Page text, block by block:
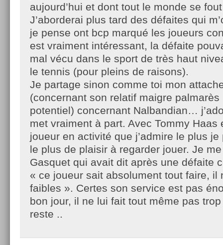
aujourd’hui et dont tout le monde se
J’aborderai plus tard des défaites qui
je pense ont bcp marqué les joueurs
est vraiment intéressant, la défaite
mal vécu dans le sport de très haut
le tennis (pour pleins de raisons).
Je partage sinon comme toi mon
(concernant son relatif maigre
potentiel) concernant Nalbandian…
met vraiment à part. Avec Tommy Haas
joueur en activité que j’admire le plus je
le plus de plaisir à regarder jouer. Je
Gasquet qui avait dit après une défaite
« ce joueur sait absolument tout faire, il
faibles ». Certes son service est pas
bon jour, il ne lui fait tout même pas
reste ..